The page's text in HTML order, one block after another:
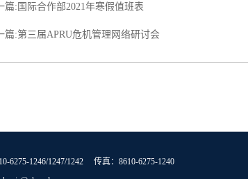
篇:国际合作部2021年寒假值班表
篇:第三届APRU危机管理网络研讨会
6275-1246/1247/1242 传真：8610-6275-1240